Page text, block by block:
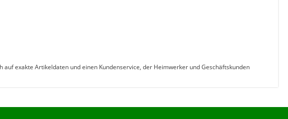
exakte Artikeldaten und einen Kundenservice, der Heimwerker und Geschäftskunden